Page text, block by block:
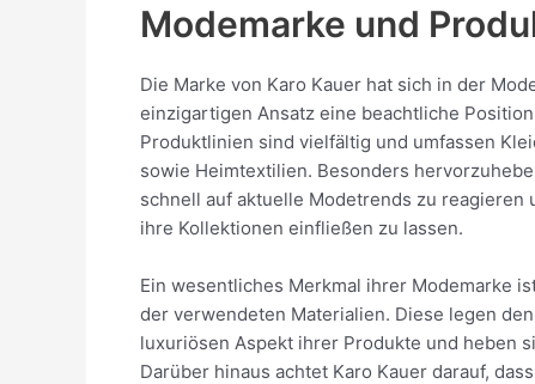
Modemarke und
Die Marke von Karo Kauer hat sich in der
einzigartigen Ansatz eine beachtliche
Produktlinien sind vielfältig und umfassen
sowie Heimtextilien. Besonders
schnell auf aktuelle Modetrends zu reagieren
ihre Kollektionen einfließen zu lassen.
Ein wesentliches Merkmal ihrer Modemarke
der verwendeten Materialien. Diese legen
luxuriösen Aspekt ihrer Produkte und heben
Darüber hinaus achtet Karo Kauer darauf,